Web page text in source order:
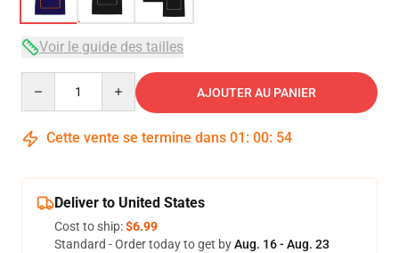
Voir le guide des tailles
AJOUTER AU PANIER
Cette vente se termine dans 01 : 00: 54
Deliver to United States
Cost to ship:$6.99
Standard - Order today to get byAug. 16 - Aug. 23